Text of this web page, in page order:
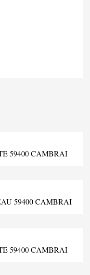
59400 CAMBRAI
59400 CAMBRAI
59400 CAMBRAI